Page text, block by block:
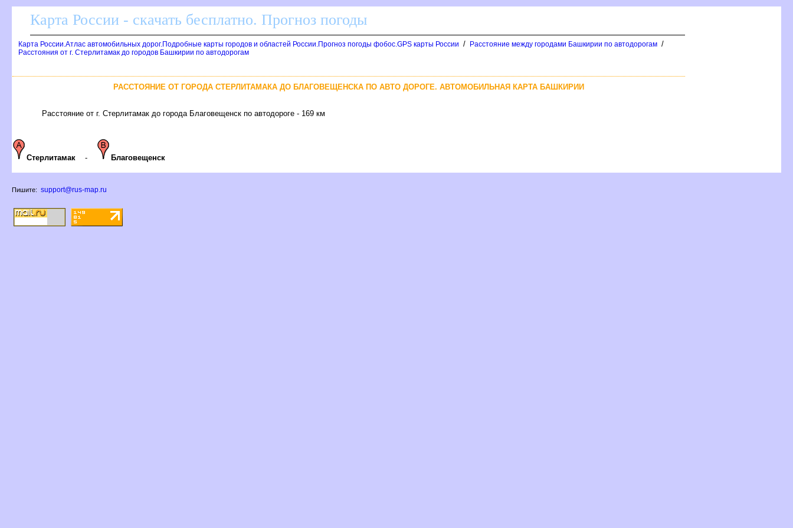
Карта России - скачать бесплатно. Прогноз погоды
Карта России.Атлас автомобильных дорог.Подробные карты городов и областей России.Прогноз погоды фобос.GPS карты России / Расстояние между городами Башкирии по автодорогам /
Расстояния от г. Стерлитамак до городов Башкирии по автодорогам
РАССТОЯНИЕ ОТ ГОРОДА СТЕРЛИТАМАКА ДО БЛАГОВЕЩЕНСКА ПО АВТО ДОРОГЕ. АВТОМОБИЛЬНАЯ КАРТА БАШКИРИИ
Расстояние от г. Стерлитамак до города Благовещенск по автодороге - 169 км
Стерлитамак - Благовещенск
Пишите: support@rus-map.ru